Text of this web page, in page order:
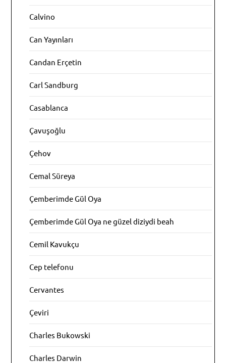
Calvino
Can Yayınları
Candan Erçetin
Carl Sandburg
Casablanca
Çavuşoğlu
Çehov
Cemal Süreya
Çemberimde Gül Oya
Çemberimde Gül Oya ne güzel diziydi beah
Cemil Kavukçu
Cep telefonu
Cervantes
Çeviri
Charles Bukowski
Charles Darwin